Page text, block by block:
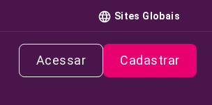
Sites Globais
Acessar Cadastrar